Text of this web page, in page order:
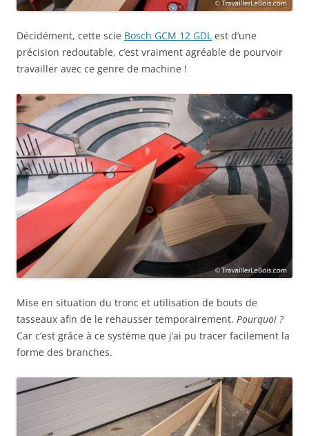
Décidément, cette scie Bosch GCM 12 GDL est d’une
précision redoutable, c’est vraiment agréable de pourvoir
travailler avec ce genre de machine !
Mise en situation du tronc et utilisation de bouts de
tasseaux afin de le rehausser temporairement. Pourquoi ?
Car c’est grâce à ce système que j’ai pu tracer facilement la
forme des branches.